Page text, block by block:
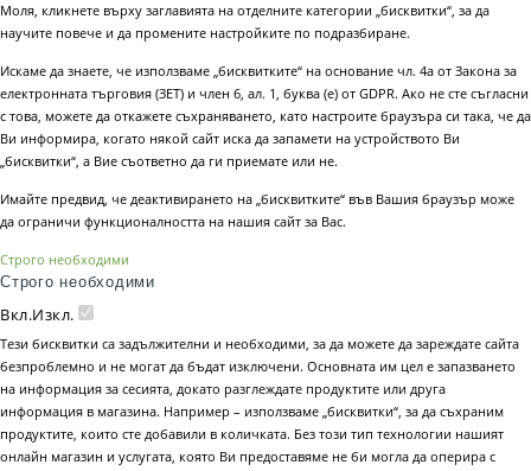
Моля, кликнете върху заглавията на отделните категории „бисквитки“, за да
научите повече и да промените настройките по подразбиране.
Искаме да знаете, че използваме „бисквитките“ на основание чл. 4а от Закона за
електронната търговия (ЗЕТ) и член 6, ал. 1, буква (е) от GDPR. Ако не сте съгласни
с това, можете да откажете съхраняването, като настроите браузъра си така, че да
Ви информира, когато някой сайт иска да запамети на устройството Ви
„бисквитки“, а Вие съответно да ги приемате или не.
Имайте предвид, че деактивирането на „бисквитките“ във Вашия браузър може
да ограничи функционалността на нашия сайт за Вас.
Строго необходими
Строго необходими
Вкл.Изкл.
Тези бисквитки са задължителни и необходими, за да можете да зареждате сайта
безпроблемно и не могат да бъдат изключени. Основната им цел е запазването
на информация за сесията, докато разглеждате продуктите или друга
информация в магазина. Например – използваме „бисквитки“, за да съхраним
продуктите, които сте добавили в количката. Без този тип технологии нашият
онлайн магазин и услугата, която Ви предоставяме не би могла да оперира с